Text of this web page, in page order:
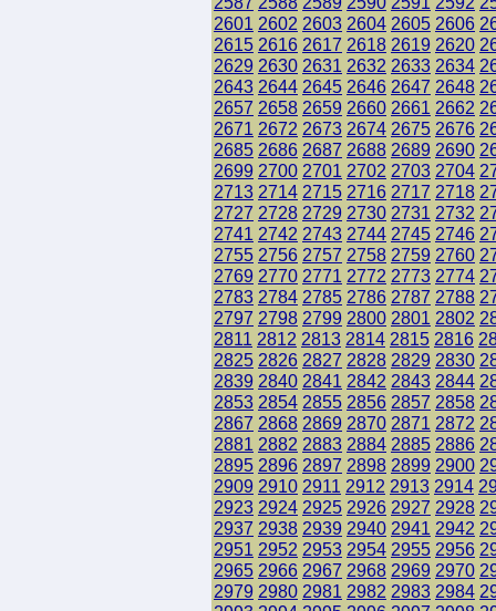
2601 2602 2603 2604 2605 2606
2615 2616 2617 2618 2619 2620
2629 2630 2631 2632 2633 2634
2643 2644 2645 2646 2647 2648
2657 2658 2659 2660 2661 2662
2671 2672 2673 2674 2675 2676
2685 2686 2687 2688 2689 2690
2699 2700 2701 2702 2703 2704
2713 2714 2715 2716 2717 2718
2727 2728 2729 2730 2731 2732
2741 2742 2743 2744 2745 2746
2755 2756 2757 2758 2759 2760
2769 2770 2771 2772 2773 2774
2783 2784 2785 2786 2787 2788
2797 2798 2799 2800 2801 2802
2811 2812 2813 2814 2815 2816
2825 2826 2827 2828 2829 2830
2839 2840 2841 2842 2843 2844
2853 2854 2855 2856 2857 2858
2867 2868 2869 2870 2871 2872
2881 2882 2883 2884 2885 2886
2895 2896 2897 2898 2899 2900
2909 2910 2911 2912 2913 2914
2923 2924 2925 2926 2927 2928
2937 2938 2939 2940 2941 2942
2951 2952 2953 2954 2955 2956
2965 2966 2967 2968 2969 2970
2979 2980 2981 2982 2983 2984